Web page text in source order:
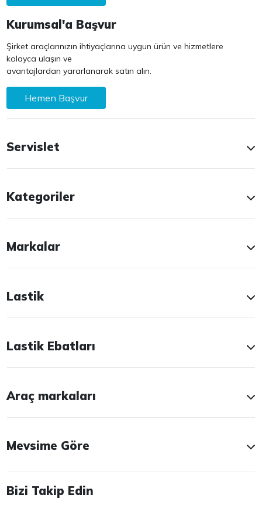
Kurumsal'a Başvur
Şirket araçlarınızın ihtiyaçlarına uygun ürün ve hizmetlere
kolayca ulaşın ve
avantajlardan yararlanarak satın alın.
Hemen Başvur
Servislet
Kategoriler
Markalar
Lastik
Lastik Ebatları
Araç markaları
Mevsime Göre
Bizi Takip Edin